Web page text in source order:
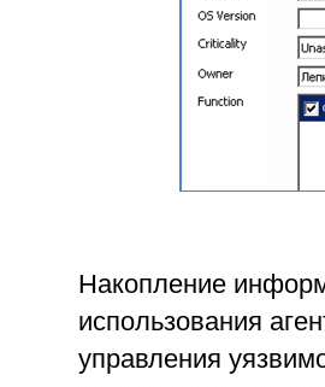
Накопление
использования
управления